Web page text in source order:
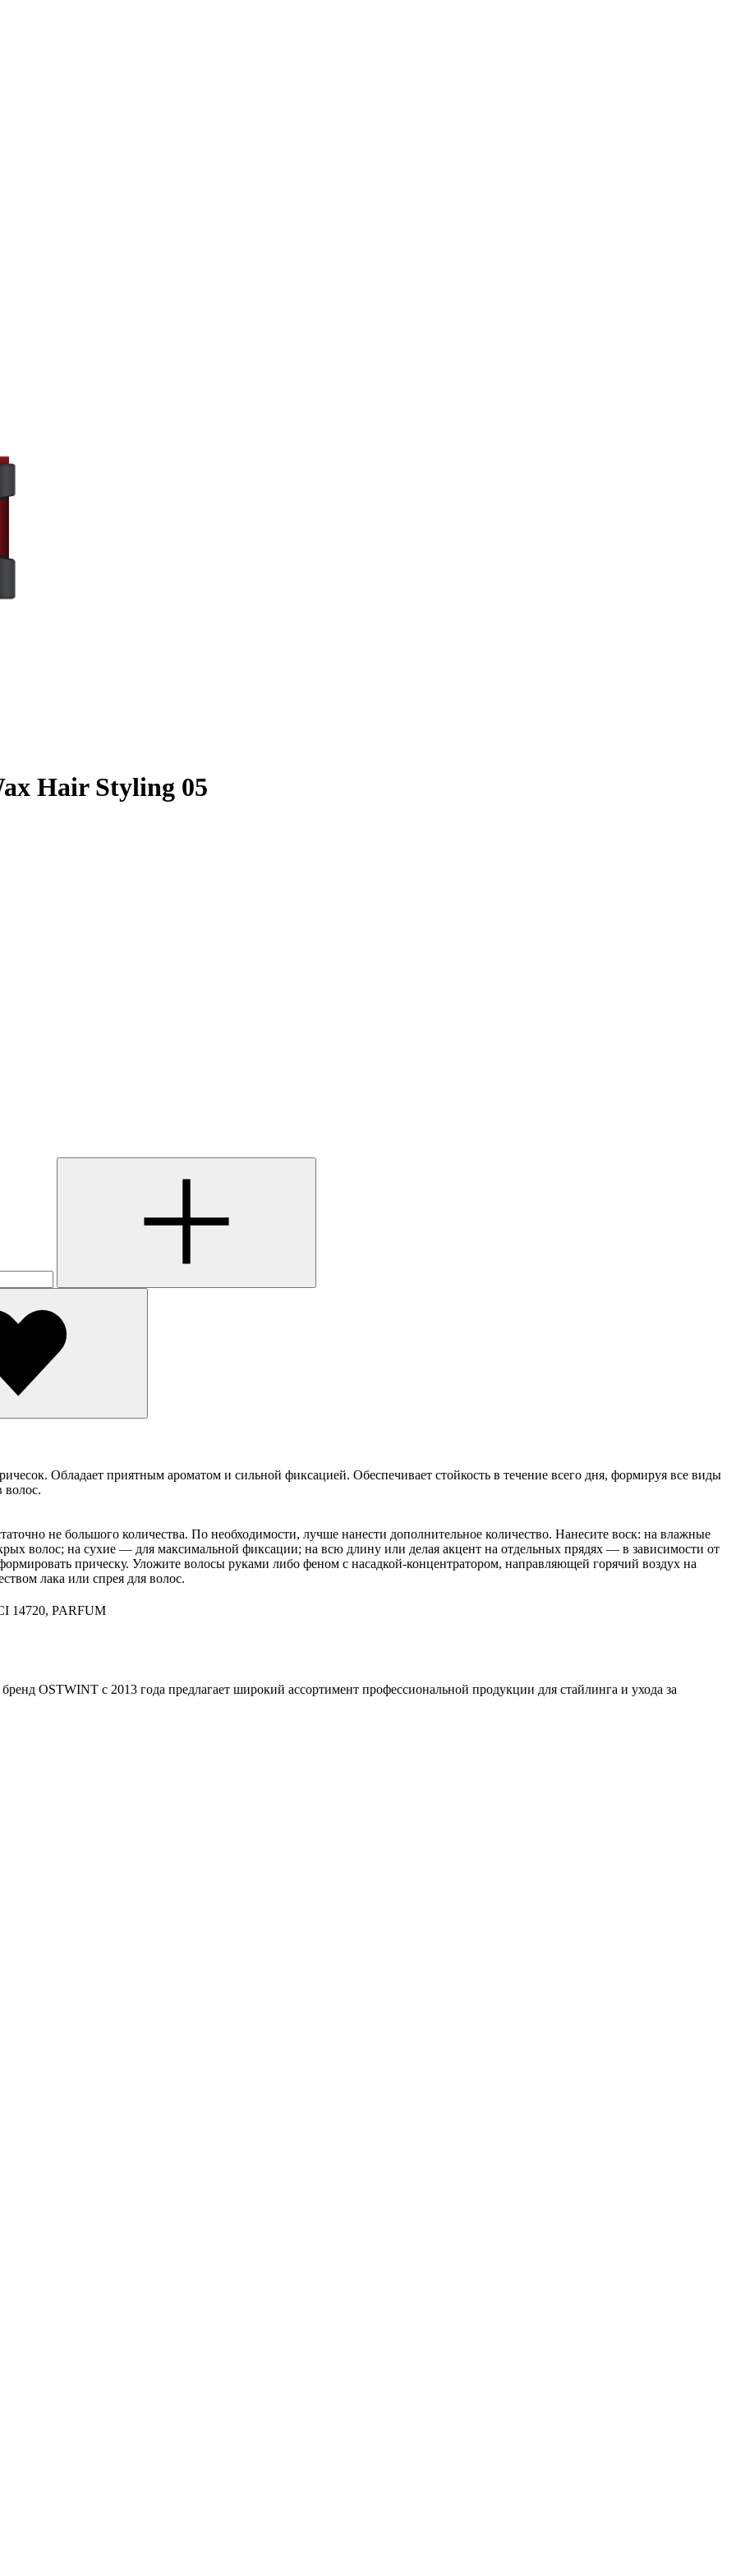
Hair Styling 05
Обладает приятным ароматом и сильной фиксацией. Обеспечивает стойкость в течение всего дня, формируя все виды
волос.
не большого количества. По необходимости, лучше нанести дополнительное количество. Нанесите воск: на влажные
волос; на сухие — для максимальной фиксации; на всю длину или делая акцент на отдельных прядях — в зависимости от
прическу. Уложите волосы руками либо феном с насадкой-концентратором, направляющей горячий воздух на
лака или спрея для волос.
14720, PARFUM
OSTWINT с 2013 года предлагает широкий ассортимент профессиональной продукции для стайлинга и ухода за